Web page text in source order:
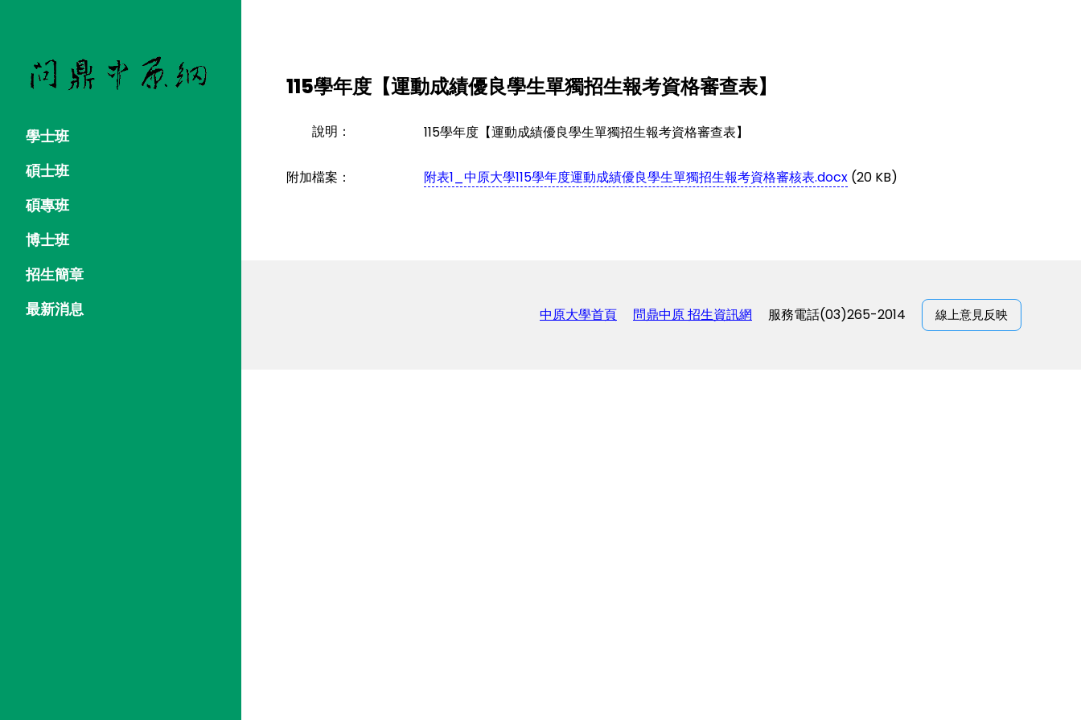
學士班
碩士班
碩專班
博士班
招生簡章
最新消息
115學年度【運動成績優良學生單獨招生報考資格審查表】
說明： 115學年度【運動成績優良學生單獨招生報考資格審查表】
附加檔案： 附表1_中原大學115學年度運動成績優良學生單獨招生報考資格審核表.docx (20 KB)
中原大學首頁 問鼎中原 招生資訊網 服務電話(03)265-2014 線上意見反映